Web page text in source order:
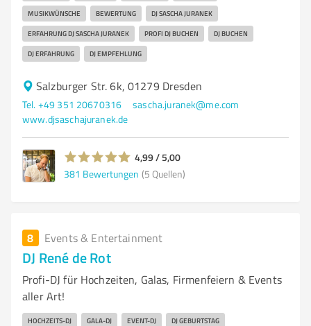
MUSIKWÜNSCHE BEWERTUNG DJ SASCHA JURANEK
ERFAHRUNG DJ SASCHA JURANEK PROFI DJ BUCHEN DJ BUCHEN
DJ ERFAHRUNG DJ EMPFEHLUNG
Salzburger Str. 6k, 01279 Dresden
Tel. +49 351 20670316
sascha.juranek@me.com
www.djsaschajuranek.de
4,99 / 5,00
381 Bewertungen (5 Quellen)
8 Events & Entertainment
DJ René de Rot
Profi-DJ für Hochzeiten, Galas, Firmenfeiern & Events
aller Art!
HOCHZEITS-DJ GALA-DJ EVENT-DJ DJ GEBURTSTAG